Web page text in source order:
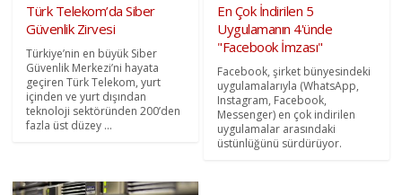
Türk Telekom’da Siber
Güvenlik Zirvesi
Türkiye’nin en büyük Siber
Güvenlik Merkezi’ni hayata
geçiren Türk Telekom, yurt
içinden ve yurt dışından
teknoloji sektöründen 200’den
fazla üst düzey ...
En Çok İndirilen 5
Uygulamanın 4'ünde
"Facebook İmzası"
Facebook, şirket bünyesindeki
uygulamalarıyla (WhatsApp,
Instagram, Facebook,
Messenger) en çok indirilen
uygulamalar arasındaki
üstünlüğünü sürdürüyor.